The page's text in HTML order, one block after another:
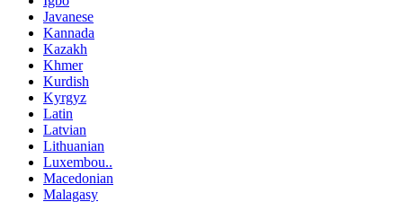
Javanese
Kannada
Kazakh
Khmer
Kurdish
Kyrgyz
Latin
Latvian
Lithuanian
Luxembou..
Macedonian
Malagasy